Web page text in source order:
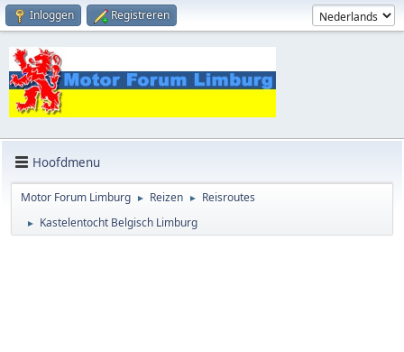
Inloggen Registreren
Hoofdmenu
Motor Forum Limburg ► Reizen ► Reisroutes
► Kastelentocht Belgisch Limburg